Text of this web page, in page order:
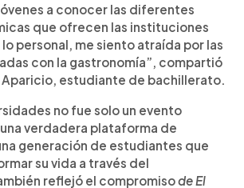
a conocer las diferentes
que ofrecen las instituciones
personal, me siento atraída por las
con la gastronomía”, compartió
estudiante de bachillerato.
no fue solo un evento
verdadera plataforma de
generación de estudiantes que
su vida a través del
reflejó el compromisode El